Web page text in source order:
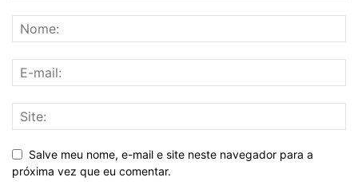
Salve meu nome, e-mail e site neste navegador para a
próxima vez que eu comentar.